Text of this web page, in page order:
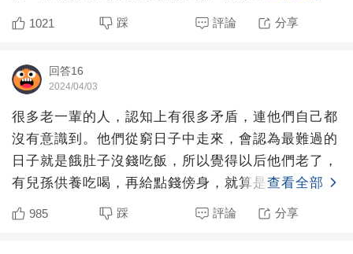
把孝心都揮霍一空
1021 踩 評論 分享
回答16
2024/04/03
很多老一輩的人，認知上有很多矛盾，連他們自己都
沒有意識到。他們從窮日子中走來，會認為最難過的
日子就是餓肚子沒錢吃飯，所以覺得以后他們老了，
有兒孫供養吃喝，再給點錢傍身，就算是養老了。而
且還覺得，自己吃
查看全部
985 踩 評論 分享